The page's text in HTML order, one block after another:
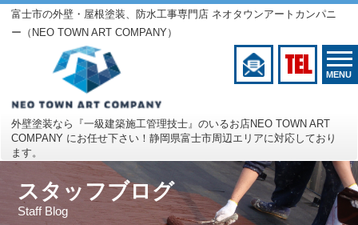
富士市の外壁・屋根塗装、防水工事専門店 ネオタウンアートカンパニ
ー（NEO TOWN ART COMPANY）
外壁塗装なら『一級建築施工管理技士』のいるお店NEO TOWN ART
COMPANY にお任せ下さい！静岡県富士市周辺エリアに対応しており
ます。
TEL MENU
スタッフブログ
Staff Blog